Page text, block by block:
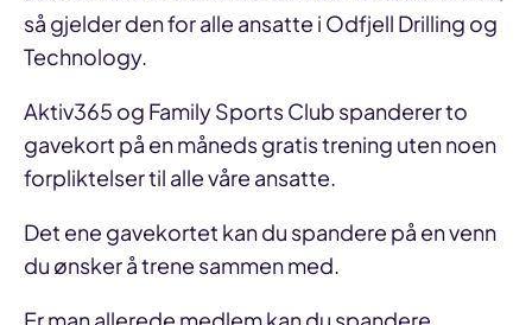
så gjelder den for alle ansatte i Odfjell Drilling og
Technology.
Aktiv365 og Family Sports Club spanderer to
gavekort på en måneds gratis trening uten noen
forpliktelser til alle våre ansatte.
Det ene gavekortet kan du spandere på en venn
du ønsker å trene sammen med.